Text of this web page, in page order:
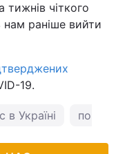
тижнів чіткого
раніше вийти
19.
в Україні погода